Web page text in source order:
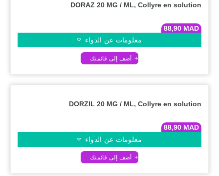
DORAZ 20 MG / ML, Collyre en solution
88,90 MAD
معلومات عن الدواء
DORZIL 20 MG / ML, Collyre en solution
88,90 MAD
معلومات عن الدواء